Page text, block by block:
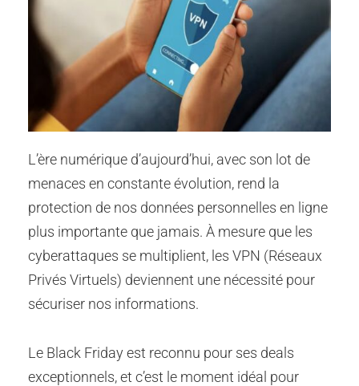
L’ère numérique d’aujourd’hui, avec son lot de
menaces en constante évolution, rend la
protection de nos données personnelles en ligne
plus importante que jamais. À mesure que les
cyberattaques se multiplient, les VPN (Réseaux
Privés Virtuels) deviennent une nécessité pour
sécuriser nos informations.
Le Black Friday est reconnu pour ses deals
exceptionnels, et c’est le moment idéal pour